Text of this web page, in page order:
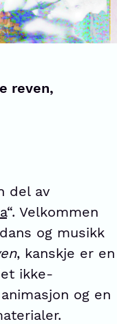
reven,
del av
“. Velkommen
og musikk
, kanskje er en
ikke-
og en